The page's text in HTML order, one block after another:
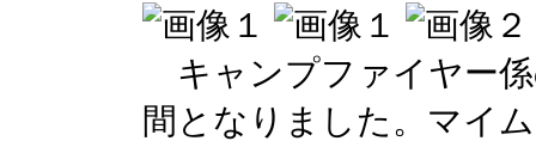
キャンプファイヤー
間となりました。マイ